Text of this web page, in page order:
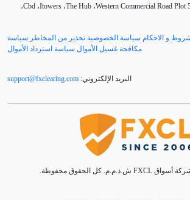
XAUUSD
XPTUSD
beginners
devaluation
doji
euro
evening star
exit point
female
forex trading
Plot
Western Commercial Road، The Hub، Itowers، Cbd،
و الاحكام سياسة الخصوصية تحذير من المخاطر سياسة
مكافحة غسيل الأموال سياسة استرداد الأموال
البريد الإلكتروني: support@fxclearing com